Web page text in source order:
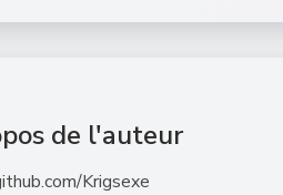
de l'auteur
Krigsexe